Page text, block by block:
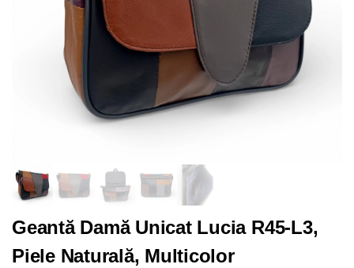
Geantă Damă Unicat Lucia R45-L3,
Piele Naturală, Multicolor